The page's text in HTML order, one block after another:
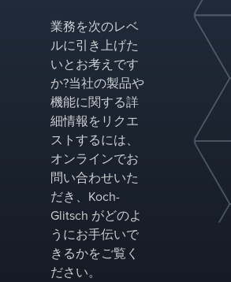
上
ウ
プ
業務を次のレベ
ルに引き上げた
いとお考えです
か?当社の製品や
機能に関する詳
細情報をリクエ
ストするには、
オンラインでお
問い合わせいた
だき、Koch-
Glitsch がどのよ
うにお手伝いで
きるかをご覧く
ださい。